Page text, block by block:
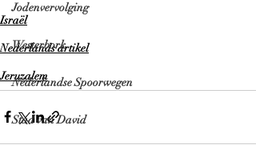
Jodenvervolging
Westerbork
Nederlandse Spoorwegen
Stad van David
Israël
Nederlands artikel
Jeruzalem